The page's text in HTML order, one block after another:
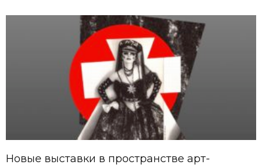
Новые выставки в пространстве арт-